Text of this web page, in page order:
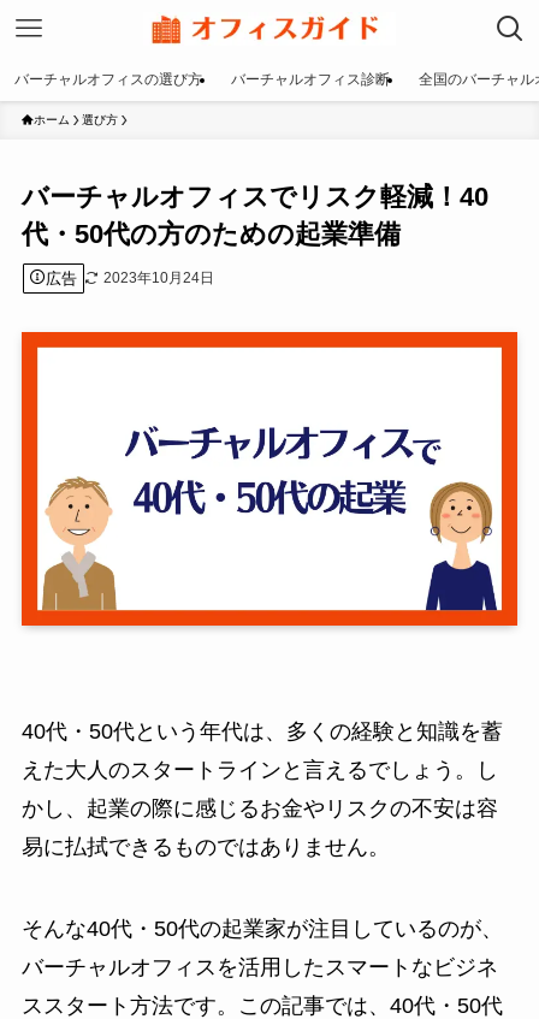
バーチャルオフィスの選び方 バーチャルオフィス診断 全国のバーチャル
ホーム 選び方
バーチャルオフィスでリスク軽減！40
代・50代の方のための起業準備
広告 2023年10月24日
40代・50代という年代は、多くの経験と知識を蓄
えた大人のスタートラインと言えるでしょう。し
かし、起業の際に感じるお金やリスクの不安は容
易に払拭できるものではありません。
そんな40代・50代の起業家が注目しているのが、
バーチャルオフィスを活用したスマートなビジネ
ススタート方法です。この記事では、40代・50代